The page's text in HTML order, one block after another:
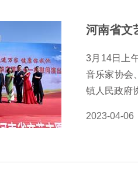
节开幕。省
河南省文
3月14日上
音乐家协会
镇人民政府
2023-04-06